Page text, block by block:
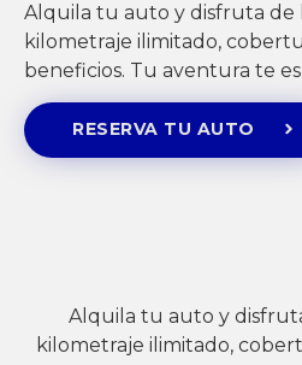
Alquila tu auto y disfruta de
kilometraje ilimitado,
beneficios. Tu aventura te
RESERVA TU AUTO
Alquila tu auto y
kilometraje ilimitado,